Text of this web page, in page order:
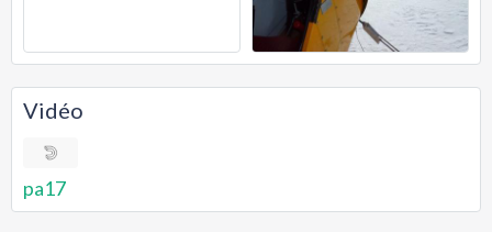
Vidéo
pa17